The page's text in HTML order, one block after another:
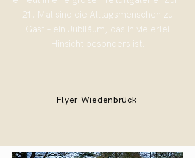
21. Mal sind die Alltagsmenschen zu
Gast – ein Jubiläum, das in vielerlei
Hinsicht besonders ist.
Flyer Wiedenbrück